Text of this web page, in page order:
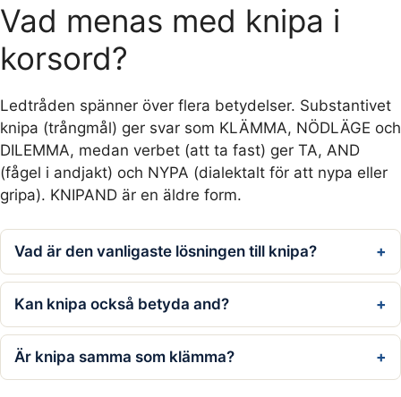
Vad menas med knipa i
korsord?
Ledtråden spänner över flera betydelser. Substantivet
knipa (trångmål) ger svar som KLÄMMA, NÖDLÄGE och
DILEMMA, medan verbet (att ta fast) ger TA, AND
(fågel i andjakt) och NYPA (dialektalt för att nypa eller
gripa). KNIPAND är en äldre form.
Vad är den vanligaste lösningen till knipa?
Kan knipa också betyda and?
Är knipa samma som klämma?